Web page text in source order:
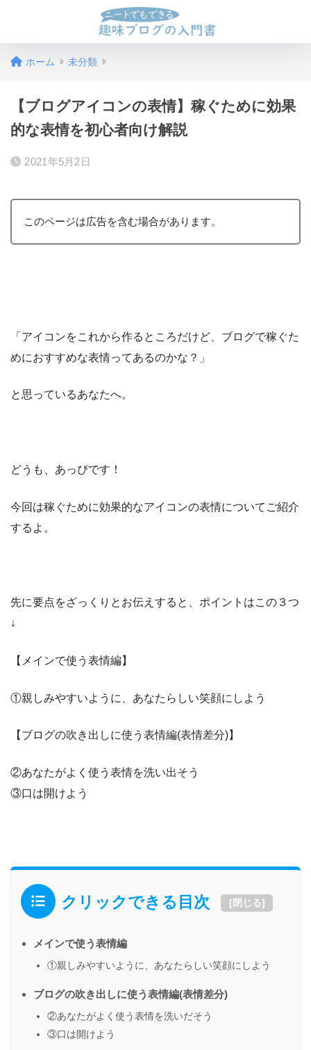
ホーム 未分類
【ブログアイコンの表情】稼ぐために効果
的な表情を初心者向け解説
2021年5月2日
このページは広告を含む場合があります。
「アイコンをこれから作るところだけど、ブログで稼ぐた
めにおすすめな表情ってあるのかな？」
と思っているあなたへ。
どうも、あっぴです！
今回は稼ぐために効果的なアイコンの表情についてご紹介
するよ。
先に要点をざっくりとお伝えすると、ポイントはこの３つ
↓
【メインで使う表情編】
①親しみやすいように、あなたらしい笑顔にしよう
【ブログの吹き出しに使う表情編(表情差分)】
②あなたがよく使う表情を洗い出そう
③口は開けよう
クリックできる目次 [閉じる]
メインで使う表情編
①親しみやすいように、あなたらしい笑顔にしよう
ブログの吹き出しに使う表情編(表情差分)
②あなたがよく使う表情を洗いだそう
③口は開けよう